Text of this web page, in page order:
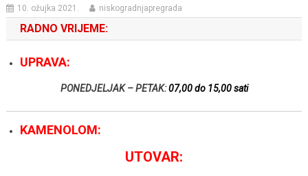
10. ožujka 2021. niskogradnjapregrada
RADNO VRIJEME:
UPRAVA:
PONEDJELJAK – PETAK:07,00 do 15,00 sati
KAMENOLOM:
UTOVAR: